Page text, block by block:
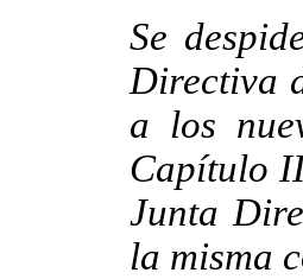
Se
Directiva
a los
Capítulo
Junta
la misma